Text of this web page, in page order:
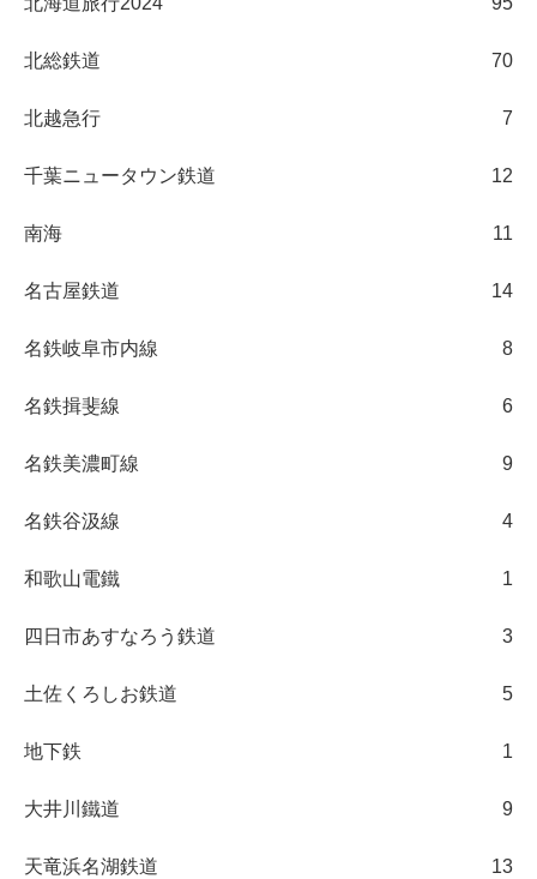
北総鉄道 70
北越急行 7
千葉ニュータウン鉄道 12
南海 11
名古屋鉄道 14
名鉄岐阜市内線 8
名鉄揖斐線 6
名鉄美濃町線 9
名鉄谷汲線 4
和歌山電鐵 1
四日市あすなろう鉄道 3
土佐くろしお鉄道 5
地下鉄 1
大井川鐵道 9
天竜浜名湖鉄道 13